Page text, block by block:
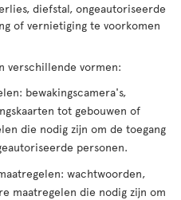
diefstal, ongeautoriseerde
of vernietiging te voorkomen
verschillende vormen:
bewakingscamera's,
tot gebouwen of
die nodig zijn om de toegang
personen.
wachtwoorden,
maatregelen die nodig zijn om